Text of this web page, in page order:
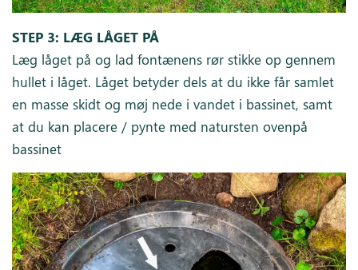
STEP 3: LÆG LÅGET PÅ
Læg låget på og lad fontænens rør stikke op gennem
hullet i låget. Låget betyder dels at du ikke får samlet
en masse skidt og møj nede i vandet i bassinet, samt
at du kan placere / pynte med natursten ovenpå
bassinet